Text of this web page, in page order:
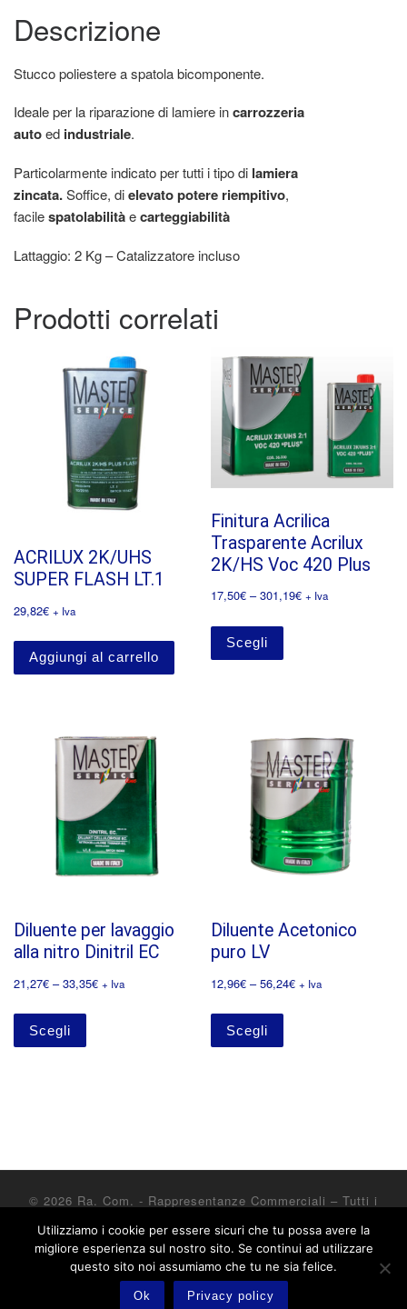
Descrizione
Stucco poliestere a spatola bicomponente.
Ideale per la riparazione di lamiere incarrozzeria
autoed industriale.
Particolarmente indicato per tutti i tipo di lamiera
zincata.Soffice, dielevato potere riempitivo,
facilespatolabilitàecarteggiabilità
Lattaggio: 2 Kg – Catalizzatore incluso
Prodotti correlati
ACRILUX 2K/UHS
SUPER FLASH LT.1
29,82€ + Iva
Aggiungi al carrello
Finitura Acrilica
Trasparente Acrilux
2K/HS Voc 420 Plus
17,50€ –301,19€ + Iva
Scegli
Diluente per lavaggio
alla nitro Dinitril EC
21,27€ –33,35€ + Iva
Scegli
Diluente Acetonico
puro LV
12,96€ –56,24€ + Iva
Scegli
© 2026 Ra. Com. - Rappresentanze Commerciali – Tutti i
Powered byWP– Designed con il tema Customizr
Utilizziamo i cookie per essere sicuri che tu possa avere la
migliore esperienza sul nostro sito. Se continui ad utilizzare
questo sito noi assumiamo che tu ne sia felice.
Ok Privacy policy